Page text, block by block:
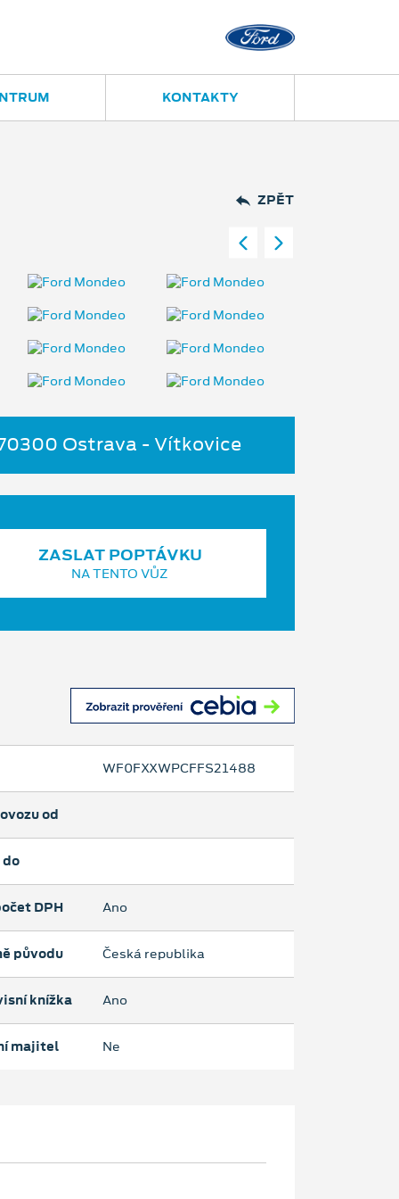
Opava
KONTAKTY
ZPĚT
Ostrava - Vítkovice
ZASLAT POPTÁVKU
NA TENTO VŮZ
WF0FXXWPCFFS21488
od
do
DPH Ano
původu Česká republika
knížka Ano
majitel Ne